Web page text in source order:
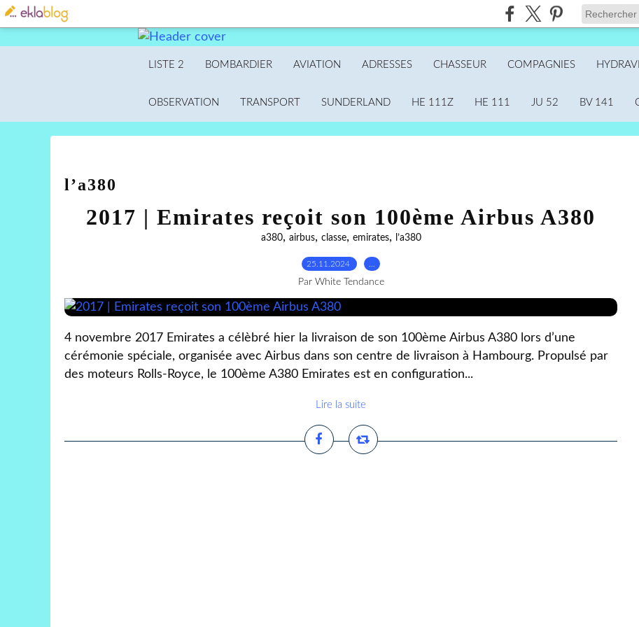
LISTE 2 BOMBARDIER AVIATION ADRESSES CHASSEUR COMPAGNIES
OBSERVATION TRANSPORT SUNDERLAND HE 111Z HE 111 JU 52 BV 141
l’a380
2017 | Emirates reçoit son 100ème Airbus A380
a380, airbus, classe, emirates, l’a380
25.11.2024
Par White Tendance
4 novembre 2017 Emirates a célèbré hier la livraison de son 100ème Airbus A380 lors d’une
cérémonie spéciale, organisée avec Airbus dans son centre de livraison à Hambourg. Propulsé par
des moteurs Rolls-Royce, le 100ème A380 Emirates est en configuration...
Lire la suite